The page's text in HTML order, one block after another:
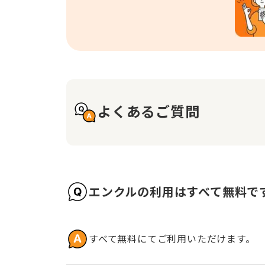
よくあるご質問
エンクルの利用はすべて無料で
すべて無料にてご利用いただけます。